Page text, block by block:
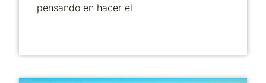
pensando en hacer el